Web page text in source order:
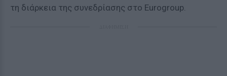
τη διάρκεια της συνεδρίασης στο Eurogroup.